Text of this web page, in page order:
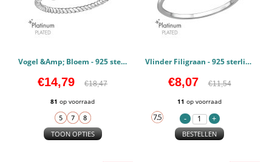
Vogel &Amp; Bloem - 925 sterling zilver Ringen Zirconia PCJW47135
€14,79 €18,47
81 op voorraad
TOON OPTIES
Vlinder Filigraan - 925 sterling zilver Ringen Zirconia PCJW47134
€8,07 €11,54
11 op voorraad
BESTELLEN